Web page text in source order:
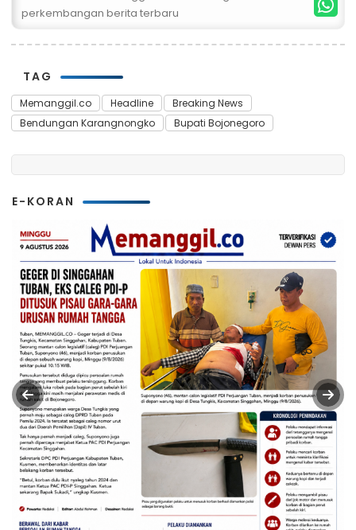
perkembangan berita terbaru
TAG
Memanggil.co Headline
Breaking News
Bendungan Karangnongko
Bupati Bojonegoro
E-KORAN